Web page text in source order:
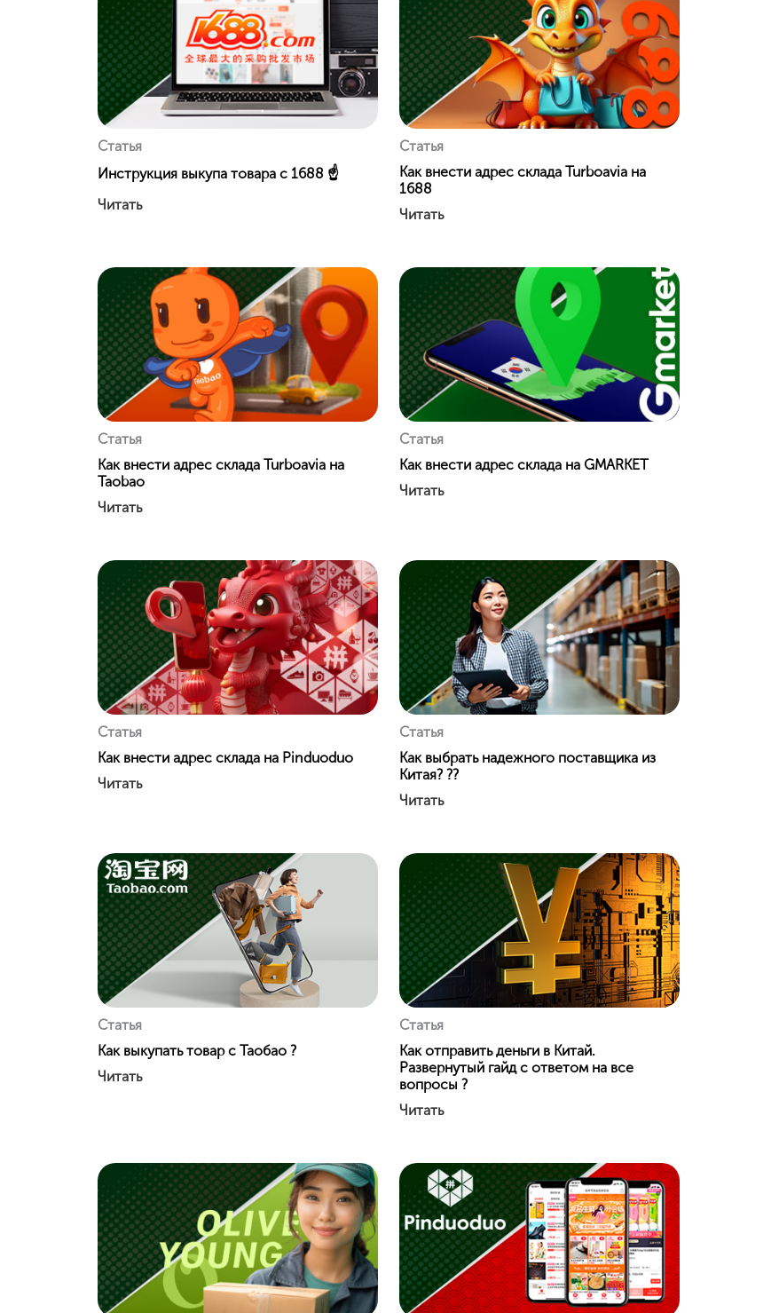
Статья
Инструкция выкупа товара с 1688 ☝️
Читать
Статья
Как внести адреc склада Turboavia на
1688
Читать
Статья
Как внести адрес склада Turboavia на
Taobao
Читать
Статья
Как внести адрес склада на GMARKET
Читать
Статья
Как внести адрес склада на Pinduoduo
Читать
Статья
Как выбрать надежного поставщика из
Китая? ??
Читать
Статья
Как выкупать товар с Таобао ?️
Читать
Статья
Как отправить деньги в Китай.
Развернутый гайд с ответом на все
вопросы ?
Читать